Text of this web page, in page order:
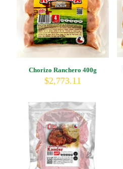
Chorizo Ranchero 400g
$2,773.11